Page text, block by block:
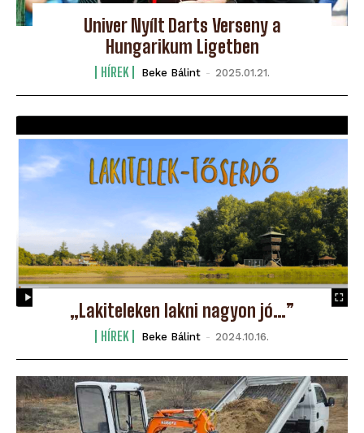
Univer Nyílt Darts Verseny a
Hungarikum Ligetben
HÍREK Beke Bálint - 2025.01.21.
„Lakiteleken lakni nagyon jó…”
HÍREK Beke Bálint - 2024.10.16.